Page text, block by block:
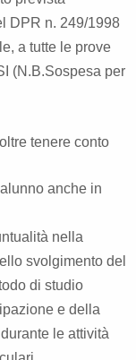
DPR n. 249/1998
a tutte le prove
(N.B.Sospesa per
tenere conto
anche in
nella
svolgimento del
di studio
e della
le attività